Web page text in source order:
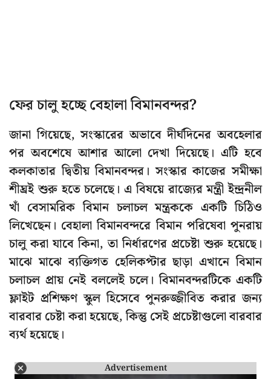
ফের চালু হচ্ছে বেহালা বিমানবন্দর?
জানা গিয়েছে, সংস্কারের অভাবে দীর্ঘদিনের অবহেলার
পর অবশেষে আশার আলো দেখা দিয়েছে। এটি হবে
কলকাতার দ্বিতীয় বিমানবন্দর। সংস্কার কাজের সমীক্ষা
শীঘ্রই শুরু হতে চলেছে। এ বিষয়ে রাজ্যের মন্ত্রী ইন্দ্রনীল
খাঁ বেসামরিক বিমান চলাচল মন্ত্রককে একটি চিঠিও
লিখেছেন। বেহালা বিমানবন্দরে বিমান পরিষেবা পুনরায়
চালু করা যাবে কিনা, তা নির্ধারণের প্রচেষ্টা শুরু হয়েছে।
মাঝে মাঝে ব্যক্তিগত হেলিকপ্টার ছাড়া এখানে বিমান
চলাচল প্রায় নেই বললেই চলে। বিমানবন্দরটিকে একটি
ফ্লাইট প্রশিক্ষণ স্কুল হিসেবে পুনরুজ্জীবিত করার জন্য
বারবার চেষ্টা করা হয়েছে, কিন্তু সেই প্রচেষ্টাগুলো বারবার
ব্যর্থ হয়েছে।
Advertisement